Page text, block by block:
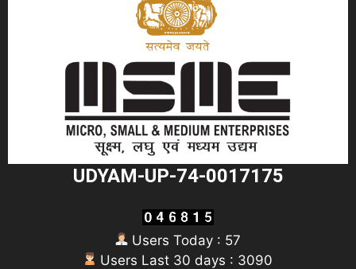
UDYAM-UP-74-0017175
Users Today : 57
Users Last 30 days : 3090